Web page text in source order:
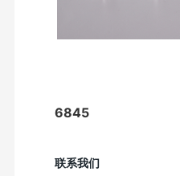
6845
联系我们